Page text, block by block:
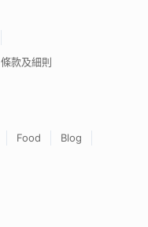
條款及細則
Food
Blog